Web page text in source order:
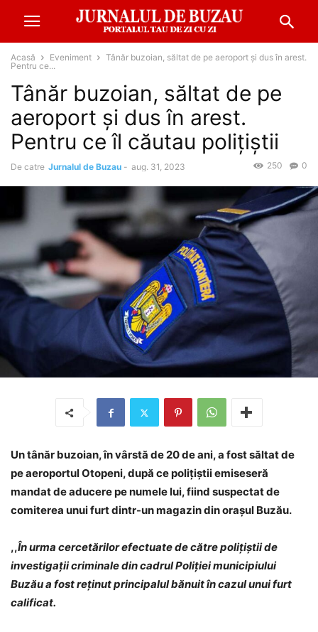
Acasă Eveniment
Tânăr buzoian, săltat de pe aeroport și dus în arest.
Pentru ce...
Tânăr buzoian, săltat de pe
aeroport și dus în arest.
Pentru ce îl căutau polițiștii
De catre Jurnalul de Buzau - aug. 31, 2023 0
250
Un tânăr buzoian, în vârstă de 20 de ani, a fost săltat de
pe aeroportul Otopeni, după ce polițiștii emiseseră
mandat de aducere pe numele lui, fiind suspectat de
comiterea unui furt dintr-un magazin din orașul Buzău.
,,În urma cercetărilor efectuate de către poliţiştii de
investigaţii criminale din cadrul Poliţiei municipiului
Buzău a fost reţinut principalul bănuit în cazul unui furt
calificat.